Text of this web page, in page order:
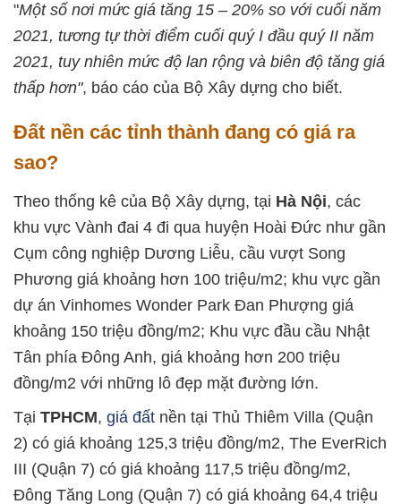
"Một số nơi mức giá tăng 15 – 20% so với cuối năm
2021, tương tự thời điểm cuối quý I đầu quý II năm
2021, tuy nhiên mức độ lan rộng và biên độ tăng giá
thấp hơn", báo cáo của Bộ Xây dựng cho biết.
Đất nền các tỉnh thành đang có giá ra
sao?
Theo thống kê của Bộ Xây dựng, tại Hà Nội, các
khu vực Vành đai 4 đi qua huyện Hoài Đức như gần
Cụm công nghiệp Dương Liễu, cầu vượt Song
Phương giá khoảng hơn 100 triệu/m2; khu vực gần
dự án Vinhomes Wonder Park Đan Phượng giá
khoảng 150 triệu đồng/m2; Khu vực đầu cầu Nhật
Tân phía Đông Anh, giá khoảng hơn 200 triệu
đồng/m2 với những lô đẹp mặt đường lớn.
Tại TPHCM, giá đất nền tại Thủ Thiêm Villa (Quận
2) có giá khoảng 125,3 triệu đồng/m2, The EverRich
III (Quận 7) có giá khoảng 117,5 triệu đồng/m2,
Đông Tăng Long (Quận 7) có giá khoảng 64,4 triệu